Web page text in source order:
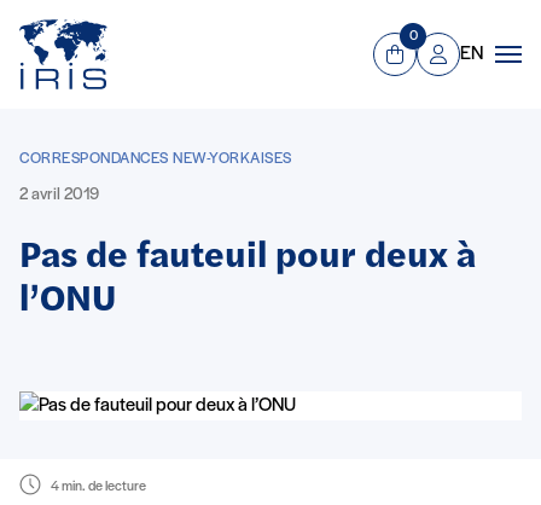
Aller au contenu principal
Panier
0
Mon compte
EN
CORRESPONDANCES NEW-YORKAISES
2 avril 2019
Pas de fauteuil pour deux à
l’ONU
4 min. de lecture